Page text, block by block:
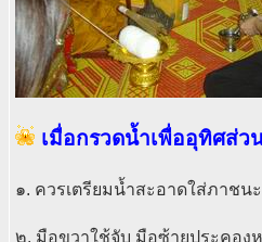
เมื่อกรวดน้ำเพื่ออุทิศส่ว
๑. ควรเตรียมน้ำสะอาดใส่ภาชน
๒. มือขวาใช้จับ มือซ้ายประคอง